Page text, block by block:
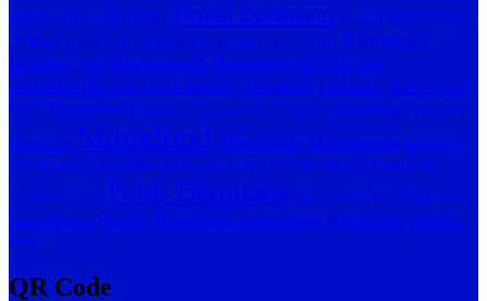
Agrippiner Bibow Brakteaten Bruno Dorfmann Danzig Doppelschilling
Dütchen
Erbach Friedrich Bonhoff Goslar Gussform Hamburg Hamburger
Beiträge zur Numismatik Hamburger Schule der
Numismatik Hans Ulrich Instinsky Hildesheim Holstein Josef Spiegel
Karl Kennepohl Karolinger Kleinasien König Lemgo Mecklenburg Medaillon
Mittelalter Münzfund Münzstätte Münzwesen
Niederelbe
Niederlande Norderdithmarschen Odenwald Otto Schulenburg Paderborn
Panionischer Bund Peter Berghaus Rheinland Richard Ohly Sterling
Theobald Bieder Walter Hävernick Westerborstel Westfalen Wilhelm
Jesse
QR Code